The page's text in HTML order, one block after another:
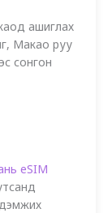
ашиглах
Макао руу
сонгон
eSIM